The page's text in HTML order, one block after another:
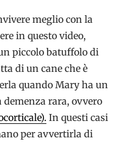
meglio con la
in questo video,
piccolo batuffolo di
di un cane che è
quando Mary ha un
rara, ovvero
In questi casi
per avvertirla di